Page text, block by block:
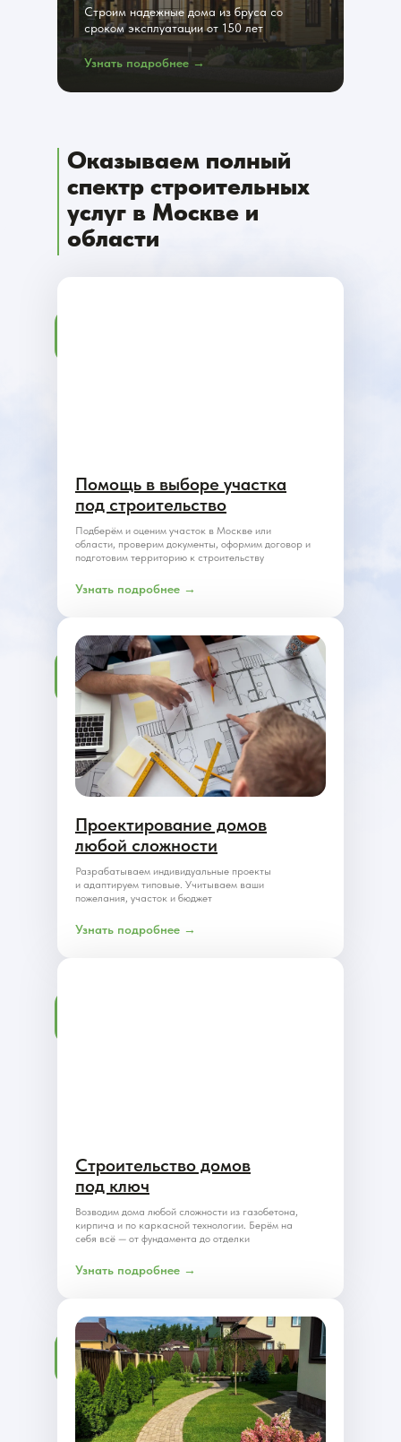
Строим надежные дома из бруса со
сроком эксплуатации от 150 лет
Узнать подробнее →
Оказываем полный
спектр строительных
услуг в Москве и
области
Подберём и оценим участок в Москве или
области, проверим документы, оформим договор и
подготовим территорию к строительству
Узнать подробнее →
Помощь в выборе участка
под строительство
Разрабатываем индивидуальные проекты
и адаптируем типовые. Учитываем ваши
пожелания, участок и бюджет
Узнать подробнее →
Проектирование домов
любой сложности
Возводим дома любой сложности из газобетона,
кирпича и по каркасной технологии. Берём на
себя всё — от фундамента до отделки
Узнать подробнее →
Строительство домов
под ключ